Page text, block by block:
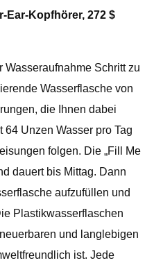
Ear-Kopfhörer, 272 $
Wasseraufnahme Schritt zu
Wasserflasche von
die Ihnen dabei
Unzen Wasser pro Tag
folgen. Die „Fill Me
dauert bis Mittag. Dann
aufzufüllen und
Plastikwasserflaschen
und langlebigen
ist. Jede